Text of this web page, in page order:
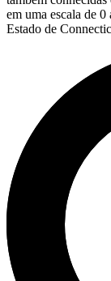
em uma escala de
Estado de